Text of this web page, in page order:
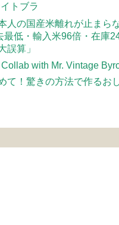
トブラ
人の国産米離れが止まら
低・輸入米96倍・在庫
誤算」
with Mr. Vintage
て！驚きの方法で作るお